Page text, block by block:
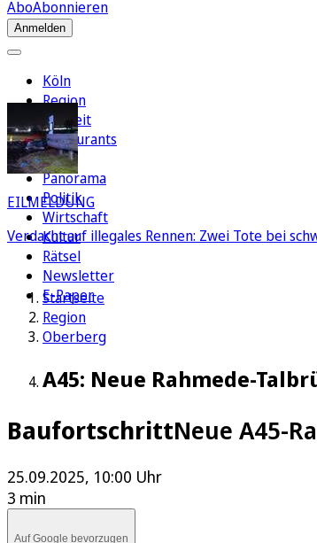
AboAbonnieren
Anmelden
Köln
Region
Freizeit
Restaurants
FC
Panorama
Politik
Wirtschaft
Kultur
Rätsel
Newsletter
E-Paper
EILMELDUNG
Verdacht auf illegales Rennen: Zwei Tote bei
Startseite
Region
Oberberg
A45: Neue Rahmede-
BaufortschrittNeue A45-
25.09.2025, 10:00 Uhr
3 min
Auf Google bevorzugen